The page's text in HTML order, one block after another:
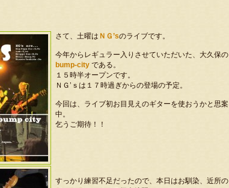
さて、土曜は ＮＧ’sのライブです。
今年からレギュラー入りさせていただいた、大久保の
bump-city である。
１５時半オープンです。
ＮＧ’ｓは１７時過ぎからの登場の予定。
今回は、ライブ初お目見えのギターを使おうかと思案
中。
乞うご期待！！
すっかり練習不足だったので、本日はお馴染、近所の